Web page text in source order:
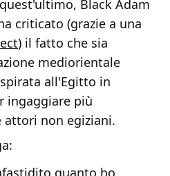
Black Adam
criticato (grazie a una
) il fatto che sia
mediorientale
all'Egitto in
ingaggiare più
attori non egiziani.